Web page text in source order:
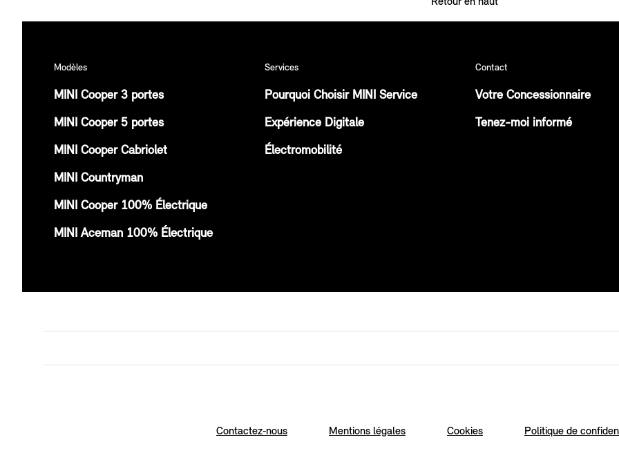
Modèles
MINI Cooper 3 portes
MINI Cooper 5 portes
MINI Cooper Cabriolet
MINI Countryman
MINI Cooper 100% Électrique
MINI Aceman 100% Électrique
Services
Pourquoi Choisir MINI Service
Expérience Digitale
Électromobilité
Contact
Votre Concessionnaire
Tenez-moi informé
Contactez‑nous Mentions légales Cookies Politique de